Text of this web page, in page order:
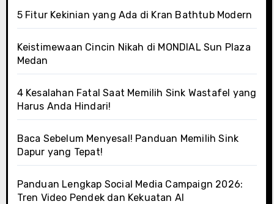
5 Fitur Kekinian yang Ada di Kran Bathtub Modern
Keistimewaan Cincin Nikah di MONDIAL Sun Plaza
Medan
4 Kesalahan Fatal Saat Memilih Sink Wastafel yang
Harus Anda Hindari!
Baca Sebelum Menyesal! Panduan Memilih Sink
Dapur yang Tepat!
Panduan Lengkap Social Media Campaign 2026:
Tren Video Pendek dan Kekuatan AI